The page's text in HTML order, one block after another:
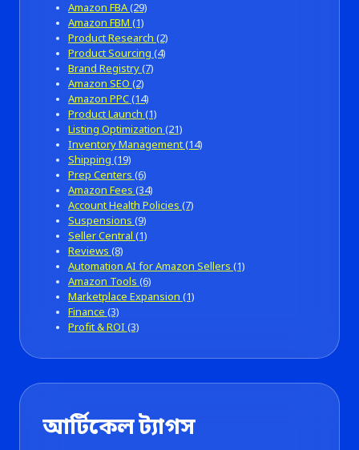
Amazon FBA(29)
Amazon FBM (1)
Product Research (2)
Product Sourcing (4)
Brand Registry(7)
Amazon SEO (2)
Amazon PPC(14)
Product Launch (1)
Listing Optimization (21)
Inventory Management(14)
Shipping (19)
Prep Centers (6)
Amazon Fees (34)
Account Health Policies (7)
Suspensions (9)
Seller Central (1)
Reviews (8)
Automation AI for Amazon Sellers (1)
Amazon Tools (6)
Marketplace Expansion (1)
Finance (3)
Profit & ROI (3)
আর্টিকেল ট্যাগস